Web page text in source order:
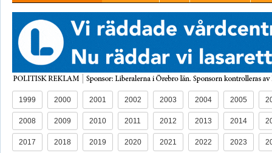
1999 2000 2001 2002 2003 2004 2005
2008 2009 2010 2011 2012 2013 2014
2017 2018 2019 2020 2021 2022 2023